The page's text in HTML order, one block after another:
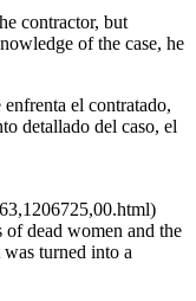
contractor, but
of the case, he
el contratado,
detallado del caso, el
dead women and the
turned into a